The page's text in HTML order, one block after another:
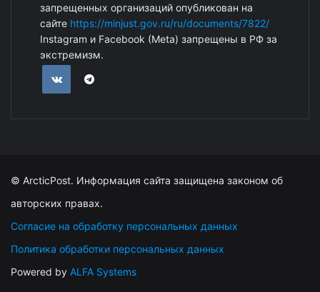
запрещенных организаций опубликован на
сайте https://minjust.gov.ru/ru/documents/7822/
Instagram и Facebook (Metа) запрещены в РФ за
экстремизм.
© ArcticPost. Информация сайта защищена законом об
авторских правах.
Согласие на обработку персональных данных
Политика обработки персональных данных
Powered by ALFA Systems